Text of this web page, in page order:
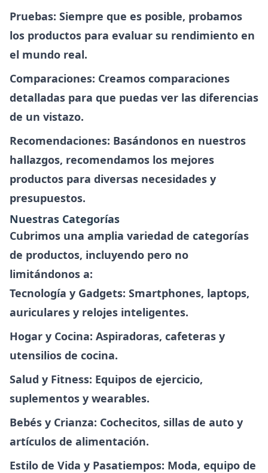
Pruebas: Siempre que es posible, probamos
los productos para evaluar su rendimiento en
el mundo real.
Comparaciones: Creamos comparaciones
detalladas para que puedas ver las diferencias
de un vistazo.
Recomendaciones: Basándonos en nuestros
hallazgos, recomendamos los mejores
productos para diversas necesidades y
presupuestos.
Nuestras Categorías
Cubrimos una amplia variedad de categorías
de productos, incluyendo pero no
limitándonos a:
Tecnología y Gadgets: Smartphones, laptops,
auriculares y relojes inteligentes.
Hogar y Cocina: Aspiradoras, cafeteras y
utensilios de cocina.
Salud y Fitness: Equipos de ejercicio,
suplementos y wearables.
Bebés y Crianza: Cochecitos, sillas de auto y
artículos de alimentación.
Estilo de Vida y Pasatiempos: Moda, equipo de